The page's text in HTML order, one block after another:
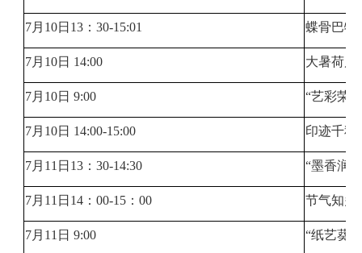
7月10日13：30-15:01 蝶骨巴特
7月10日 14:00 大暑荷
7月10日 9:00 “艺彩荣
7月10日 14:00-15:00 印迹千
7月11日13：30-14:30 “墨香润
7月11日14：00-15：00 节气知多
7月11日 9:00 “纸艺葵